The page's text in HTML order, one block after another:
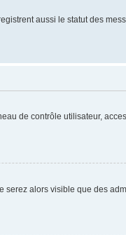
aussi le statut des
de contrôle utilisateur,
serez alors visible que des